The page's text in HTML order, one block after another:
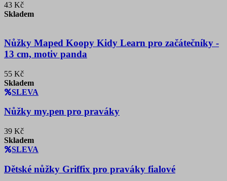
43 Kč
Skladem
Nůžky Maped Koopy Kidy Learn pro začátečníky -
13 cm, motiv panda
55 Kč
Skladem
SLEVA
Nůžky my.pen pro praváky
39 Kč
Skladem
SLEVA
Dětské nůžky Griffix pro praváky fialové